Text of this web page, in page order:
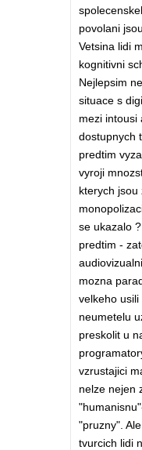
povolani
Vetsina lidi
kognitivni
Nejlepsim
situace s
mezi intousi
dostupnych
predtim
vyroji
kterych jsou
se ukazalo
predtim -
mozna
velkeho
neumetelu
preskolit u
vzrustajici
nelze nejen
"pruzny".
tvurcich lidi